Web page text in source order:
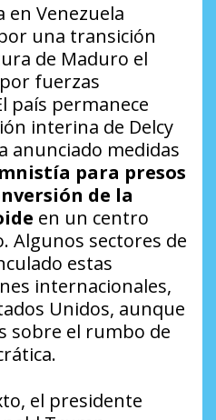
en Venezuela
una transición
de Maduro el
fuerzas
país permanece
interina de Delcy
anunciado medidas
para presos
de la
en un centro
Algunos sectores de
estas
internacionales,
Unidos, aunque
sobre el rumbo de
el presidente